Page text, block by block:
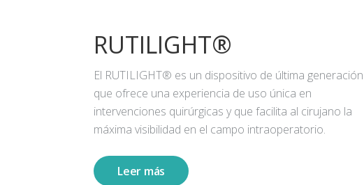
RUTILIGHT®
El RUTILIGHT® es un dispositivo de última generación
que ofrece una experiencia de uso única en
intervenciones quirúrgicas y que facilita al cirujano la
máxima visibilidad en el campo intraoperatorio.
Leer más